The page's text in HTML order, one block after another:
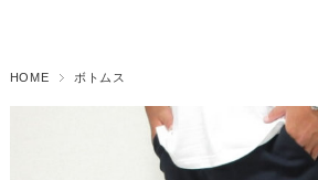
HOME ボトムス